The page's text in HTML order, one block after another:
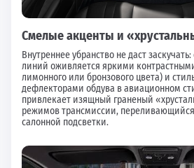
Смелые акценты и
Внутреннее убранство не даст
линий оживляется яркими
лимонного или бронзового цвета) и
дефлекторами обдува в авиационном
привлекает изящный граненый
режимов трансмиссии,
салонной подсветки.